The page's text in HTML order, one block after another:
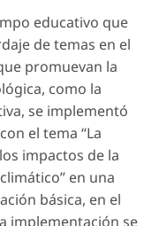
educativo que
de temas en el
promuevan la
como la
se implementó
el tema “La
impactos de la
en una
básica, en el
implementación se